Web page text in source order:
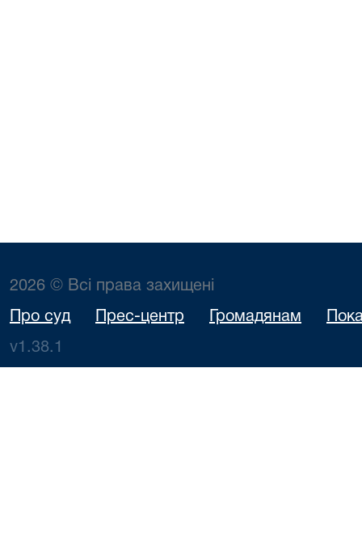
2026 © Всі права захищені
Про суд Прес-центр Громадянам
v1.38.1